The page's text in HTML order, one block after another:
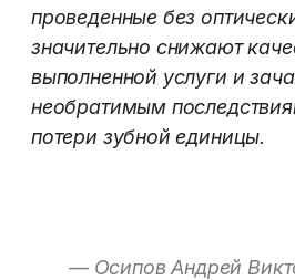
проведенные без
значительно снижают
выполненной услуги и
необратимым
потери зубной единицы.
Осипов Андрей